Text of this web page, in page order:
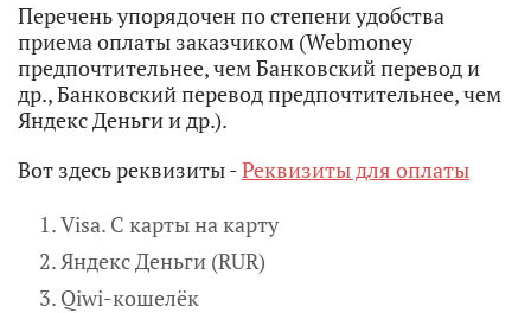
Перечень упорядочен по степени удобства
приема оплаты заказчиком (Webmoney
предпочтительнее, чем Банковский перевод и
др., Банковский перевод предпочтительнее, чем
Яндекс Деньги и др.).
Вот здесь реквизиты -Реквизиты для оплаты
Visa. С карты на карту
Яндекс Деньги (RUR)
Qiwi-кошелёк